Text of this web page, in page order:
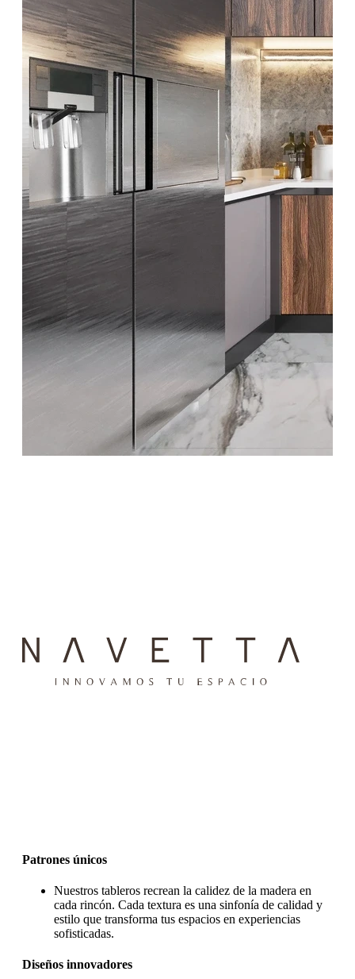
Patrones únicos
Nuestros tableros recrean la calidez de la madera en
cada rincón. Cada textura es una sinfonía de calidad y
estilo que transforma tus espacios en experiencias
sofisticadas.
Diseños innovadores